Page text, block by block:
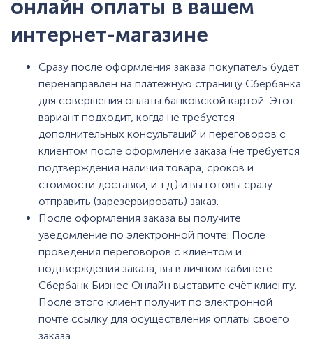
онлайн оплаты в вашем
интернет-магазине
Сразу после оформления заказа покупатель будет
перенаправлен на платёжную страницу Сбербанка
для совершения оплаты банковской картой. Этот
вариант подходит, когда не требуется
дополнительных консультаций и переговоров с
клиентом после оформление заказа (не требуется
подтверждения наличия товара, сроков и
стоимости доставки, и т.д.) и вы готовы сразу
отправить (зарезервировать) заказ.
После оформления заказа вы получите
уведомление по электронной почте. После
проведения переговоров с клиентом и
подтверждения заказа, вы в личном кабинете
Сбербанк Бизнес Онлайн выставите счёт клиенту.
После этого клиент получит по электронной
почте ссылку для осуществления оплаты своего
заказа.